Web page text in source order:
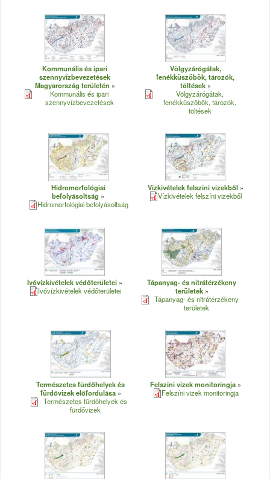
Kommunális és ipari
szennyvízbevezetések
Magyarország területén
Kommunális és ipari
szennyvízbevezetések
Völgyzárógátak,
fenékküszöbök, tározók,
töltések
Völgyzárógátak,
fenékküszöbök, tározók,
töltések
Hidromorfológiai
befolyásoltság
Hidromorfológiai befolyásoltság
Vízkivételek felszíni vizekből
Vízkivételek felszíni vizekből
Ivóvízkivételek védőterületei
Ivóvízkivételek védőterületei
Tápanyag- és nitrátérzékeny
területek
Tápanyag- és nitrátérzékeny
területek
Természetes fürdőhelyek és
fürdővizek előfordulása
Természetes fürdőhelyek és
fürdővizek
Felszíni vizek monitoringja
Felszíni vizek monitoringja